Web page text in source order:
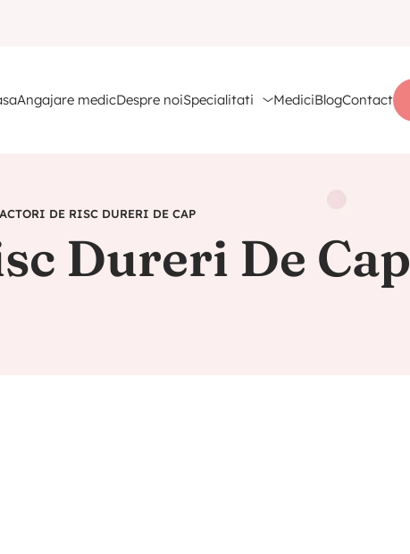
Angajare medicDespre noiSpecialitati MediciBlogContact
DE RISC DURERI DE CAP
Dureri De Cap